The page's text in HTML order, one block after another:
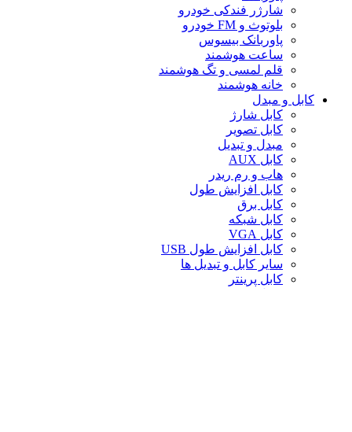
شارژر فندکی خودرو
بلوتوث و FM خودرو
پاوربانک بیسوس
ساعت هوشمند
قلم لمسی و تگ هوشمند
خانه هوشمند
کابل و مبدل
کابل شارژ
کابل تصویر
مبدل و تبدیل
کابل AUX
هاب و رم ریدر
کابل افزایش طول
کابل برق
کابل شبکه
کابل VGA
کابل افزایش طول USB
سایر کابل و تبدیل ها
کابل پرینتر